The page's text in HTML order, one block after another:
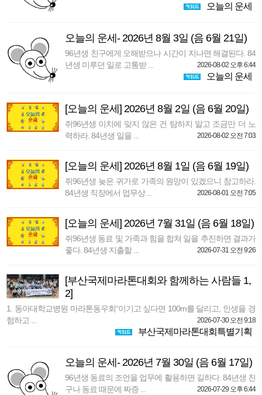
오늘의 운세
오늘의 운세- 2026년 8월 3일 (음 6월 21일)
96년생 친구에게 오해받으나 시간이 지나면 해결된다. 84
년생 미루던 일로 고통받 ...
2026-08-02 오후 6:44
오늘의 운세
[오늘의 운세] 2026년 8월 2일 (음 6월 20일)
쥐96년생 이치에 맞지 않은 건 탐하지 말고 조금만 더 노
력하라. 84년생 일을 ...
2026-08-02 오전 7:03
[오늘의 운세] 2026년 8월 1일 (음 6월 19일)
쥐96년생 늦은 귀가로 가족의 원망이 있겠으니 참고하라.
84년생 직장에서 업무상 ...
2026-08-01 오전 7:05
[오늘의 운세] 2026년 7월 31일 (음 6월 18일)
쥐96년생 동료 및 가족과 힘을 합쳐 일을 추진하면 결과가
좋다. 84년생 지출할 ...
2026-07-31 오전 9:26
[부산국제마라톤대회와 함께하는 사람들 1,
2]
1. 동아대학교병원 마라톤동우회“이기고 싶다면 100m를 달리고, 인생을 경
험하고 ...
2026-07-30 오전 9:18
부산국제마라톤대회특별기획
오늘의 운세- 2026년 7월 30일 (음 6월 17일)
96년생 동료의 조언을 업무에 활용하면 길하다. 84년생 친
구나 동료 때문에 짜증 ...
2026-07-29 오후 6:44